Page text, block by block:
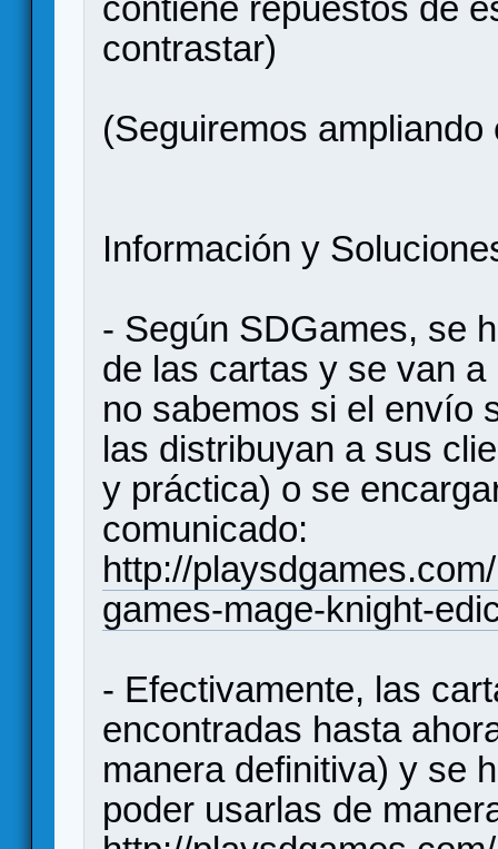
contrastar)
(Seguiremos
Información y
- Según SDGames, se
de las cartas y se van
no sabemos si el envío
las distribuyan a sus
y práctica) o se
comunicado:
http://
games-mage-knight-
- Efectivamente, las
encontradas hasta
manera definitiva) y se
poder usarlas de